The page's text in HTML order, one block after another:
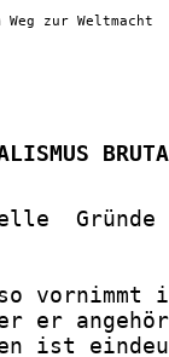
Weg zur Weltmacht